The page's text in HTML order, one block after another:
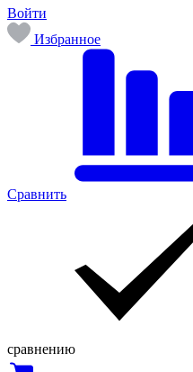
Войти
Избранное
Сравнить
сравнению